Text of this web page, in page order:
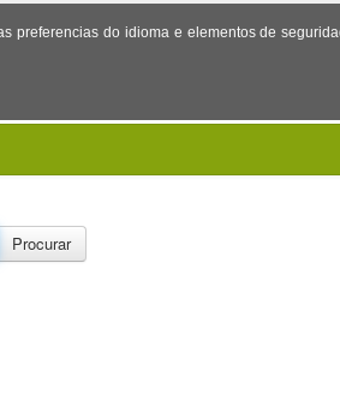
preferencias do idioma e elementos de
Procurar